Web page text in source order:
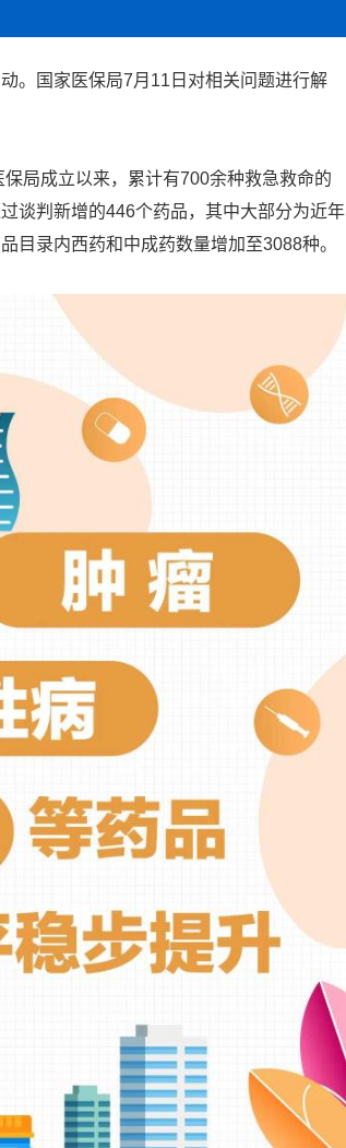
。国家医保局7月11日对相关问题进行解
局成立以来，累计有700余种救急救命的
谈判新增的446个药品，其中大部分为近年
目录内西药和中成药数量增加至3088种。